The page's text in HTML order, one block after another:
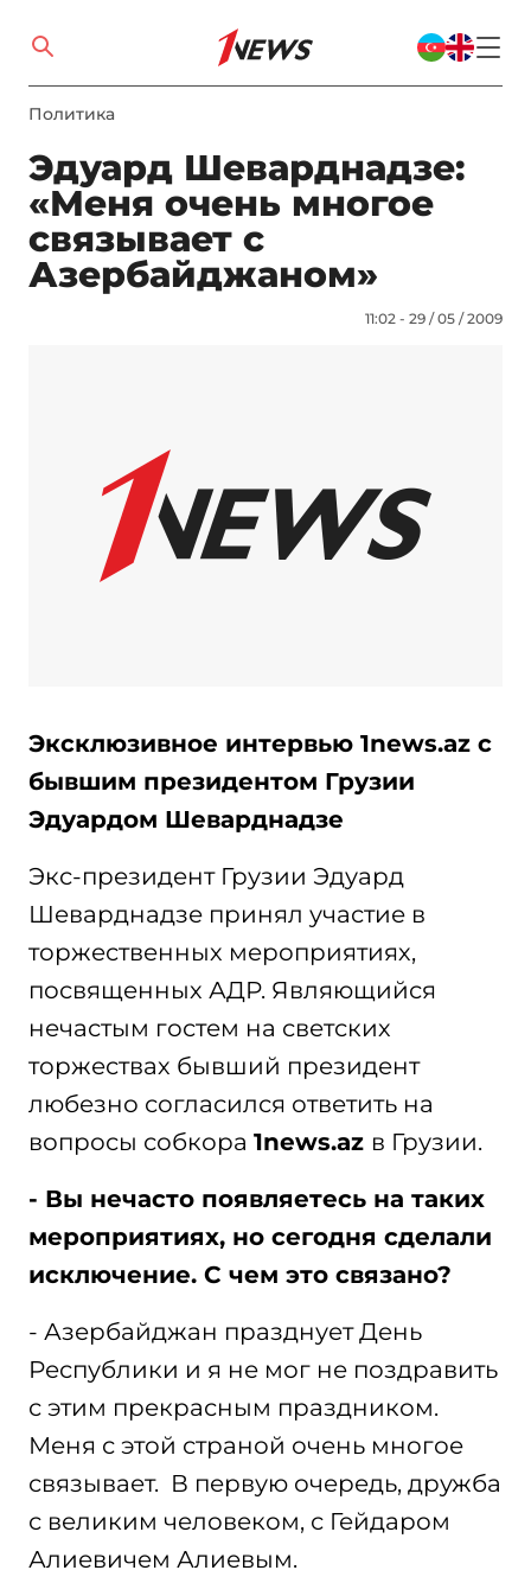
Политика
Эдуард Шеварднадзе:
«Меня очень многое
связывает с
Азербайджаном»
11:02 - 29 / 05 / 2009
Эксклюзивное интервью 1news.az с
бывшим президентом Грузии
Эдуардом Шеварднадзе
Экс-президент Грузии Эдуард
Шеварднадзе принял участие в
торжественных мероприятиях,
посвященных АДР. Являющийся
нечастым гостем на светских
торжествах бывший президент
любезно согласился ответить на
вопросы собкора 1news.az в Грузии.
- Вы нечасто появляетесь на таких
мероприятиях, но сегодня сделали
исключение. С чем это связано?
- Азербайджан празднует День
Республики и я не мог не поздравить
с этим прекрасным праздником.
Меня с этой страной очень многое
связывает. В первую очередь, дружба
с великим человеком, с Гейдаром
Алиевичем Алиевым.